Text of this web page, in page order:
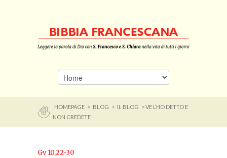
HOMEPAGE > BLOG > IL BLOG
> VE L’HO DETTO E
NON CREDETE
Gv 10,22-30